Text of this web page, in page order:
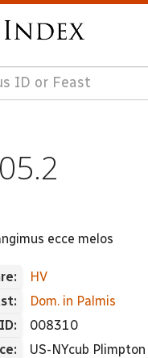
ecce melos
HV
Dom. in Palmis
008310
US-NYcub